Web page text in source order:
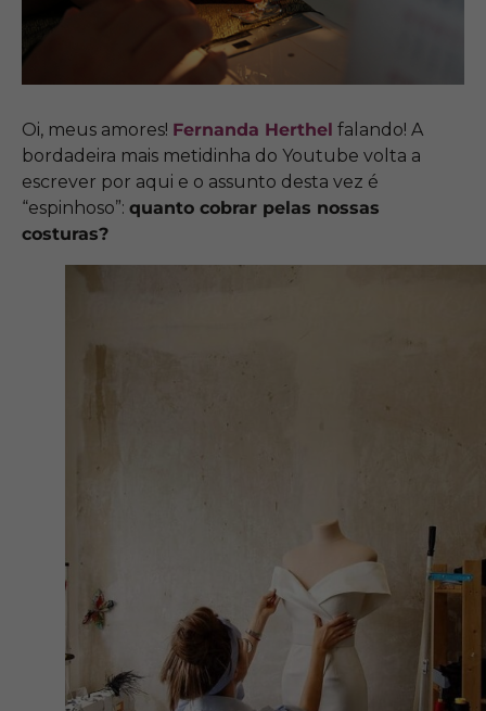
Oi, meus amores! Fernanda Herthel falando! A
bordadeira mais metidinha do Youtube volta a
escrever por aqui e o assunto desta vez é
“espinhoso”: quanto cobrar pelas nossas
costuras?